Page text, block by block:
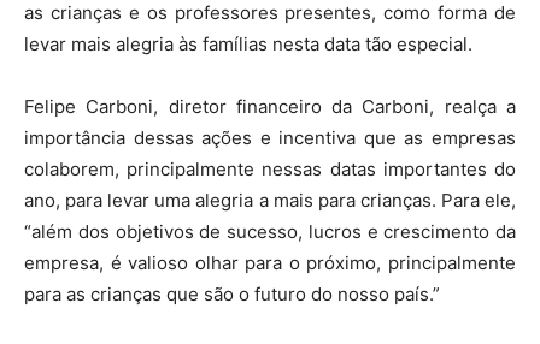
as crianças e os professores presentes, como forma de
levar mais alegria às famílias nesta data tão especial.
Felipe Carboni, diretor financeiro da Carboni, realça a
importância dessas ações e incentiva que as empresas
colaborem, principalmente nessas datas importantes do
ano, para levar uma alegria a mais para crianças. Para ele,
“além dos objetivos de sucesso, lucros e crescimento da
empresa, é valioso olhar para o próximo, principalmente
para as crianças que são o futuro do nosso país.”